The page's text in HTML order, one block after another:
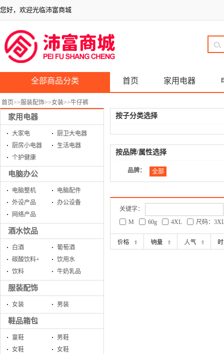
您好，欢迎光临沛富商城
全部商品分类 首页 家用电器
首页>>服装配饰>>女装>>牛仔裤
家用电器
大家电
厨卫大电器
厨房小电器
生活电器
个护健康
电脑办公
电脑整机
电脑配件
外设产品
办公设备
网络产品
酒水饮品
白酒
葡萄酒
碳酸饮料+
饮用水
饮料
牛奶乳品
服装配饰
女装 男装
鞋品箱包
童鞋
男鞋
女鞋
女鞋
按子分类选择
按品牌/属性选择
品牌： 全部
关键字：
M
60g 4XL 尺码：